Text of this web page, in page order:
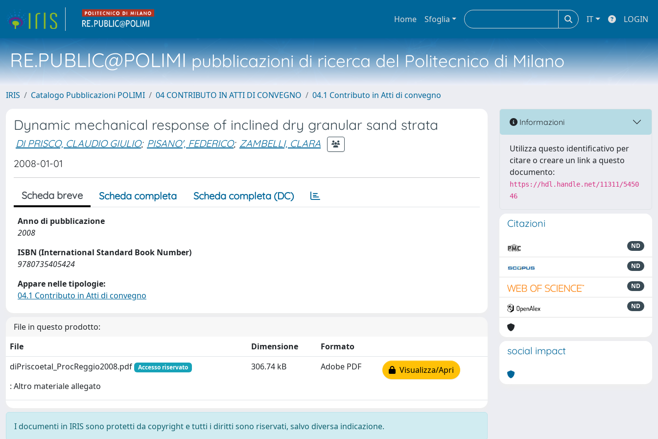
Home Sfoglia IT LOGIN
RE.PUBLIC@POLIMIpubblicazioni di ricerca del Politecnico di Milano
IRIS Catalogo Pubblicazioni POLIMI 04 CONTRIBUTO IN ATTI DI CONVEGNO 04.1 Contributo in Atti di convegno
Dynamic mechanical response of inclined dry granular sand strata
DI PRISCO, CLAUDIO GIULIO; PISANO', FEDERICO; ZAMBELLI, CLARA
2008-01-01
Scheda breve Scheda completa Scheda completa (DC)
Anno di pubblicazione
2008
ISBN (International Standard Book Number)
9780735405424
Appare nelle tipologie:
04.1 Contributo in Atti di convegno
File in questo prodotto:
File
Dimensione
Formato
diPriscoetal_ProcReggio2008.pdf
Accesso riservato
: Altro materiale allegato
306.74 kB Adobe PDF Visualizza/Apri
I documenti in IRIS sono protetti da copyright e tutti i diritti sono riservati, salvo diversa indicazione.
Informazioni
Utilizza questo identificativo per
citare o creare un link a questo
documento:
https://hdl.handle.net/11311/5450
46
Citazioni
ND
ND
ND
ND
social impact